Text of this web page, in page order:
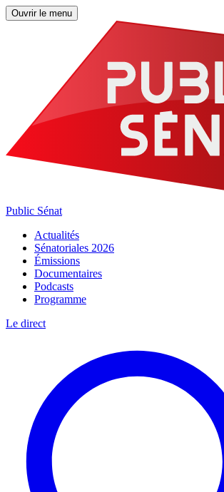
Ouvrir le menu
Public Sénat
Actualités
Sénatoriales 2026
Émissions
Documentaires
Podcasts
Programme
Le direct